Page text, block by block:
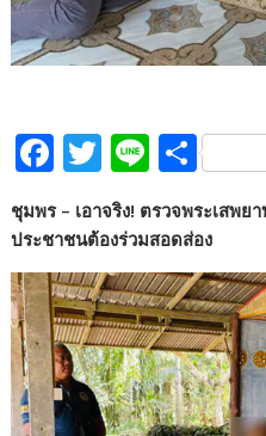
F
e
b
o
o
k
T
w
itt
er
Li
e
S
ar
e
ชุมพร – เอาจริง! ตรวจพระเสพ
ประชาชนต้องร่วมสอดส่อง